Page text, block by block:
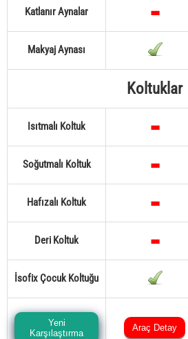
Katlanır Aynalar
Makyaj Aynası
Koltuklar
Isıtmalı Koltuk
Soğutmalı Koltuk
Hafızalı Koltuk
Deri Koltuk
İsofix Çocuk Koltuğu
Yeni
Karşılaştırma
Araç Detay